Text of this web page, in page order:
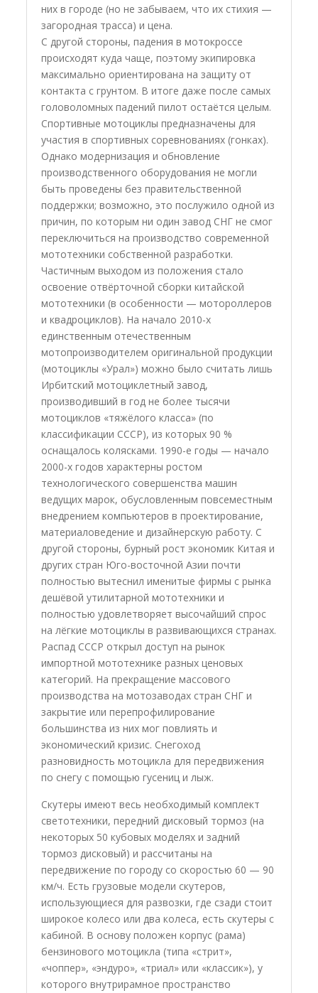
них в городе (но не забываем, что их стихия —
загородная трасса) и цена.
С другой стороны, падения в мотокроссе
происходят куда чаще, поэтому экипировка
максимально ориентирована на защиту от
контакта с грунтом. В итоге даже после самых
головоломных падений пилот остаётся целым.
Спортивные мотоциклы предназначены для
участия в спортивных соревнованиях (гонках).
Однако модернизация и обновление
производственного оборудования не могли
быть проведены без правительственной
поддержки; возможно, это послужило одной из
причин, по которым ни один завод СНГ не смог
переключиться на производство современной
мототехники собственной разработки.
Частичным выходом из положения стало
освоение отвёрточной сборки китайской
мототехники (в особенности — мотороллеров
и квадроциклов). На начало 2010-х
единственным отечественным
мотопроизводителем оригинальной продукции
(мотоциклы «Урал») можно было считать лишь
Ирбитский мотоциклетный завод,
производивший в год не более тысячи
мотоциклов «тяжёлого класса» (по
классификации СССР), из которых 90 %
оснащалось колясками. 1990-е годы — начало
2000-х годов характерны ростом
технологического совершенства машин
ведущих марок, обусловленным повсеместным
внедрением компьютеров в проектирование,
материаловедение и дизайнерскую работу. С
другой стороны, бурный рост экономик Китая и
других стран Юго-восточной Азии почти
полностью вытеснил именитые фирмы с рынка
дешёвой утилитарной мототехники и
полностью удовлетворяет высочайший спрос
на лёгкие мотоциклы в развивающихся странах.
Распад СССР открыл доступ на рынок
импортной мототехнике разных ценовых
категорий. На прекращение массового
производства на мотозаводах стран СНГ и
закрытие или перепрофилирование
большинства из них мог повлиять и
экономический кризис. Снегоход
разновидность мотоцикла для передвижения
по снегу с помощью гусениц и лыж.
Скутеры имеют весь необходимый комплект
светотехники, передний дисковый тормоз (на
некоторых 50 кубовых моделях и задний
тормоз дисковый) и рассчитаны на
передвижение по городу со скоростью 60 — 90
км/ч. Есть грузовые модели скутеров,
использующиеся для развозки, где сзади стоит
широкое колесо или два колеса, есть скутеры с
кабиной. В основу положен корпус (рама)
бензинового мотоцикла (типа «стрит»,
«чоппер», «эндуро», «триал» или «классик»), у
которого внутрирамное пространство